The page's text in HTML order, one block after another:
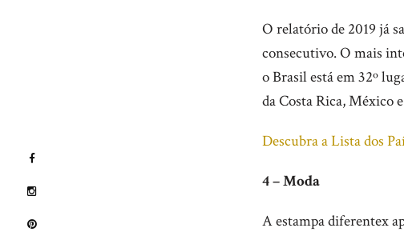
O relatório de 2019 já
consecutivo. O mais
o Brasil está em 32º
da Costa Rica, México
Descubra a Lista dos
4 – Moda
A estampa diferentex